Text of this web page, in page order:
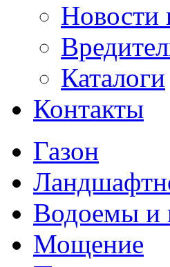
Новости
Каталоги
Контакты
Газон
Водоемы и
Мощение